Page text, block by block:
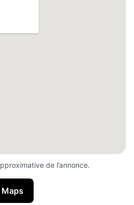
de l’annonce.